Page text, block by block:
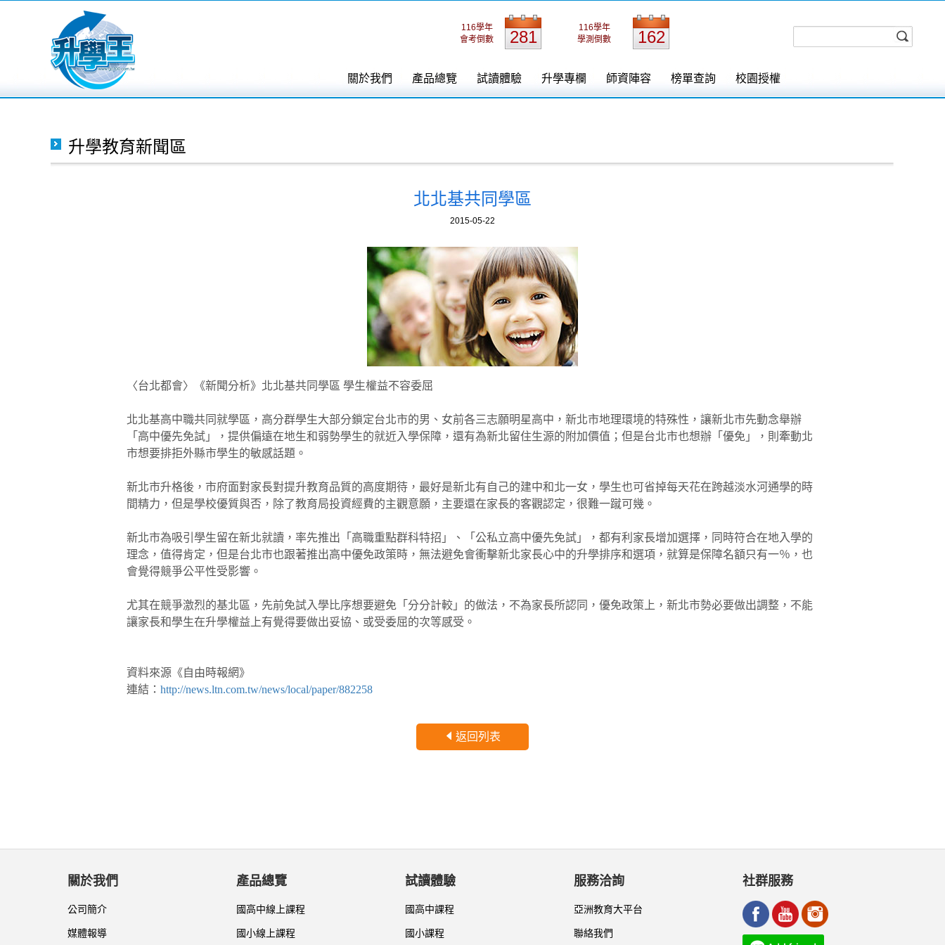
關於我們 產品總覽 試讀體驗 升學專欄 師資陣容 榜單查詢 校園授權
116學年
會考倒數
281
116學年
學測倒數
162
升學教育新聞區
北北基共同學區
2015-05-22
〈台北都會〉《新聞分析》北北基共同學區 學生權益不容委屈
北北基高中職共同就學區，高分群學生大部分鎖定台北市的男、女前各三志願明星高中，新北市地理環境的特殊性，讓新北市先動念舉辦
「高中優先免試」，提供偏遠在地生和弱勢學生的就近入學保障，還有為新北留住生源的附加價值；但是台北市也想辦「優免」，則牽動北
市想要排拒外縣市學生的敏感話題。
新北市升格後，市府面對家長對提升教育品質的高度期待，最好是新北有自己的建中和北一女，學生也可省掉每天花在跨越淡水河通學的時
間精力，但是學校優質與否，除了教育局投資經費的主觀意願，主要還在家長的客觀認定，很難一蹴可幾。
新北市為吸引學生留在新北就讀，率先推出「高職重點群科特招」、「公私立高中優先免試」，都有利家長增加選擇，同時符合在地入學的
理念，值得肯定，但是台北市也跟著推出高中優免政策時，無法避免會衝擊新北家長心中的升學排序和選項，就算是保障名額只有一％，也
會覺得競爭公平性受影響。
尤其在競爭激烈的基北區，先前免試入學比序想要避免「分分計較」的做法，不為家長所認同，優免政策上，新北市勢必要做出調整，不能
讓家長和學生在升學權益上有覺得要做出妥協、或受委屈的次等感受。
資料來源《自由時報網》
連結： http://news.ltn.com.tw/news/local/paper/882258
返回列表
關於我們
公司簡介
媒體報導
產品總覽
國高中線上課程
國小線上課程
試讀體驗
國高中課程
國小課程
服務洽詢
亞洲教育大平台
聯絡我們
社群服務